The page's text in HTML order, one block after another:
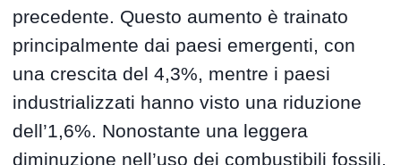
precedente. Questo aumento è trainato
principalmente dai paesi emergenti, con
una crescita del 4,3%, mentre i paesi
industrializzati hanno visto una riduzione
dell’1,6%. Nonostante una leggera
diminuzione nell’uso dei combustibili fossili,